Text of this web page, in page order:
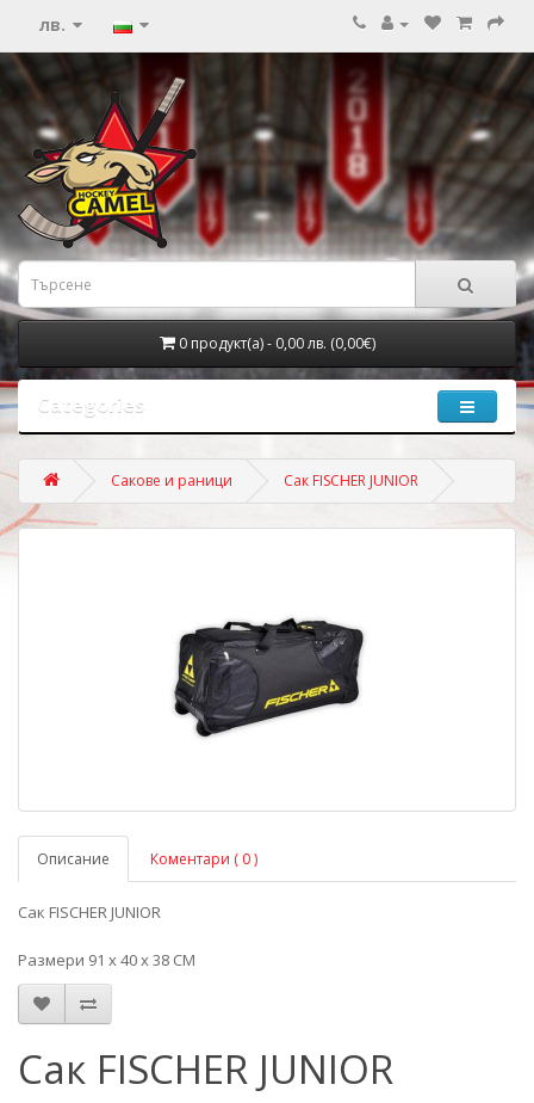
лв.
0 продукт(а) - 0,00 лв. (0,00€)
Categories
Сакове и раници Сак FISCHER JUNIOR
Описание Коментари ( 0 )
Сак FISCHER JUNIOR
Размери 91 x 40 x 38 CM
Сак FISCHER JUNIOR